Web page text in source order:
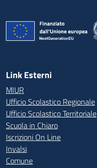
Link Esterni
MIUR
Ufficio Scolastico Regionale
Ufficio Scolastico Territoriale
Scuola in Chiaro
Iscrizioni On Line
Invalsi
Comune